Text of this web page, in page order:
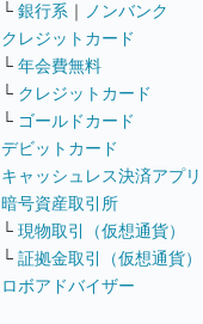
└ 銀行系 ｜
ノンバンク
クレジットカード
└ 年会費無料
└ クレジットカード
└ ゴールドカード
デビットカード
キャッシュレス決済アプリ
暗号資産取引所
└ 現物取引（仮想通貨）
└ 証拠金取引（仮想通貨）
ロボアドバイザー